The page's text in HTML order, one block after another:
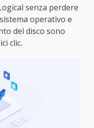
senza perdere
operativo e
del disco sono
clic.